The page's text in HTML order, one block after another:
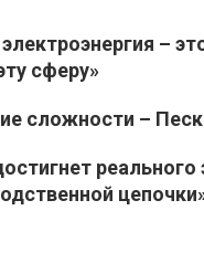
–
сферу»
сложности –